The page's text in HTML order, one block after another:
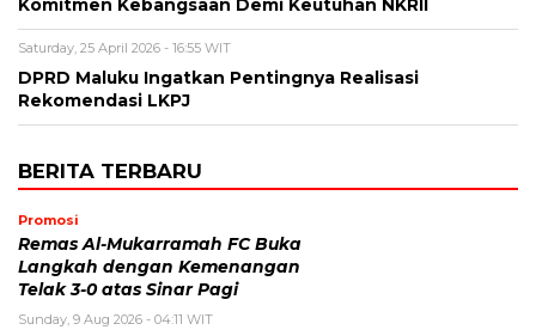
Komitmen Kebangsaan Demi Keutuhan NKRII ‎
Saturday, 25 April 2026 - 16:55 WIT
DPRD Maluku Ingatkan Pentingnya Realisasi
Rekomendasi LKPJ
BERITA TERBARU
Promosi
Remas Al-Mukarramah FC Buka
Langkah dengan Kemenangan
Telak 3-0 atas Sinar Pagi
Sunday, 9 Aug 2026 - 04:11 WIT